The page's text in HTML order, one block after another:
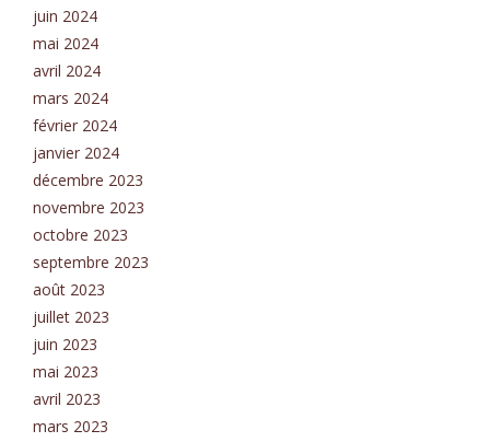
juin 2024
mai 2024
avril 2024
mars 2024
février 2024
janvier 2024
décembre 2023
novembre 2023
octobre 2023
septembre 2023
août 2023
juillet 2023
juin 2023
mai 2023
avril 2023
mars 2023